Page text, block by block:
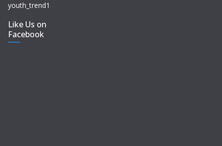
youth_trend1
Like Us on
Facebook